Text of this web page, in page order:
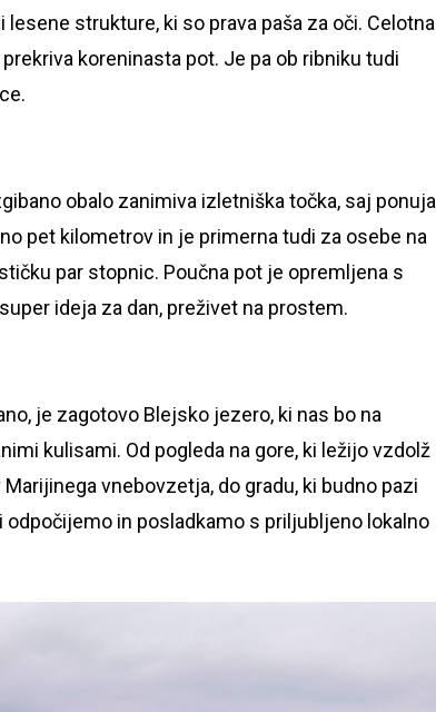
strukture, ki so prava paša za oči. Celotna
koreninasta pot. Je pa ob ribniku tudi
obalo zanimiva izletniška točka, saj ponuja
pet kilometrov in je primerna tudi za osebe na
par stopnic. Poučna pot je opremljena s
ideja za dan, preživet na prostem.
je zagotovo Blejsko jezero, ki nas bo na
kulisami. Od pogleda na gore, ki ležijo vzdolž
vnebovzetja, do gradu, ki budno pazi
in posladkamo s priljubljeno lokalno